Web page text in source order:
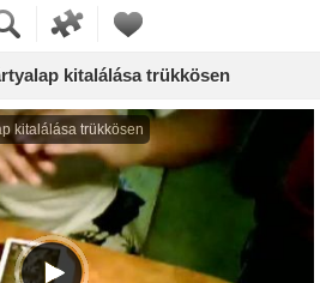
kitalálása trükkösen